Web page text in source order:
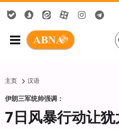
主页 汉语
伊朗三军统帅强调：
7日风暴行动让